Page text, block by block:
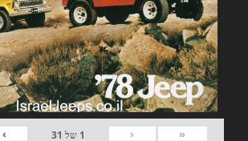
«
‹
1 של 31
›